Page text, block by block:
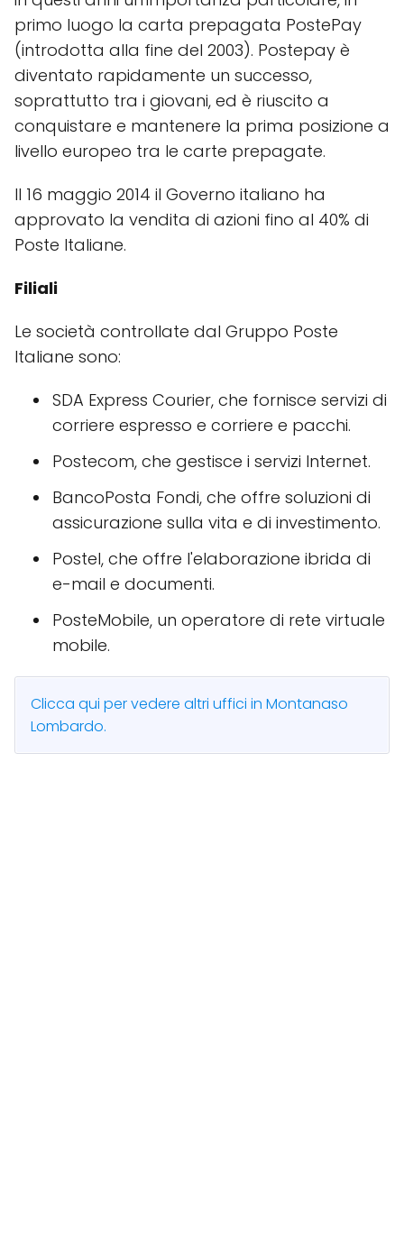
primo luogo la carta prepagata PostePay
(introdotta alla fine del 2003). Postepay è
diventato rapidamente un successo,
soprattutto tra i giovani, ed è riuscito a
conquistare e mantenere la prima posizione a
livello europeo tra le carte prepagate.
Il 16 maggio 2014 il Governo italiano ha
approvato la vendita di azioni fino al 40% di
Poste Italiane.
Filiali
Le società controllate dal Gruppo Poste
Italiane sono:
SDA Express Courier, che fornisce servizi di
corriere espresso e corriere e pacchi.
Postecom, che gestisce i servizi Internet.
BancoPosta Fondi, che offre soluzioni di
assicurazione sulla vita e di investimento.
Postel, che offre l'elaborazione ibrida di
e-mail e documenti.
PosteMobile, un operatore di rete virtuale
mobile.
Clicca qui per vedere altri uffici in Montanaso
Lombardo.